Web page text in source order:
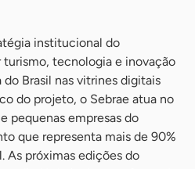
institucional do
tecnologia e inovação
Brasil nas vitrines digitais
do projeto, o Sebrae atua no
pequenas empresas do
que representa mais de 90%
As próximas edições do